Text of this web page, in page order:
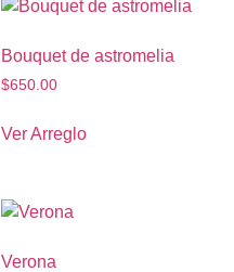
Bouquet de astromelia
$650.00
Ver Arreglo
Verona